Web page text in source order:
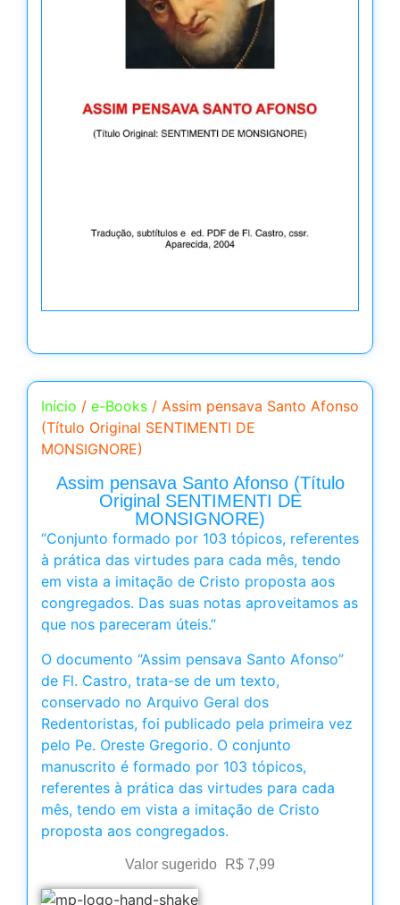
Início / e-Books / Assim pensava Santo Afonso
(Título Original SENTIMENTI DE
MONSIGNORE)
Assim pensava Santo Afonso (Título
Original SENTIMENTI DE
MONSIGNORE)
“Conjunto formado por 103 tópicos, referentes
à prática das virtudes para cada mês, tendo
em vista a imitação de Cristo proposta aos
congregados. Das suas notas aproveitamos as
que nos pareceram úteis.”
O documento “Assim pensava Santo Afonso”
de Fl. Castro, trata-se de um texto,
conservado no Arquivo Geral dos
Redentoristas, foi publicado pela primeira vez
pelo Pe. Oreste Gregorio. O conjunto
manuscrito é formado por 103 tópicos,
referentes à prática das virtudes para cada
mês, tendo em vista a imitação de Cristo
proposta aos congregados.
Valor sugerido R$ 7,99